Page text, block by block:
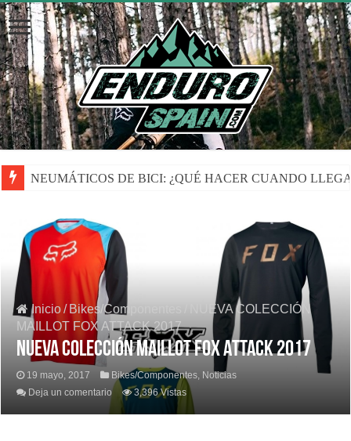
NEUMÁTICOS DE BICI: ¿QUÉ HACER CUANDO
Inicio/ Bikes/Componentes
NUEVA COLECCIÓN
MAILLOT FOX ATTACK 2017
NUEVA COLECCIÓN MAILLOT FOX ATTACK 2017
19 mayo, 2017 Bikes/Componentes, Noticias
Deja un comentario
3,396 Vistas